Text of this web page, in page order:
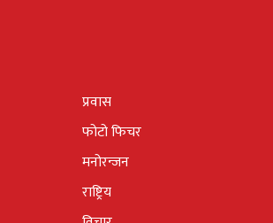
प्रवास
फोटो फिचर
मनोरन्जन
राष्ट्रिय